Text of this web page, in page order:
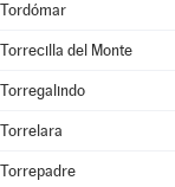
Tordómar
Torrecilla del Monte
Torregalindo
Torrelara
Torrepadre